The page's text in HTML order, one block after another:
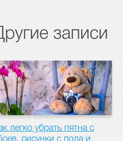
записи
легко убрать пятна с
рисунки с пола и